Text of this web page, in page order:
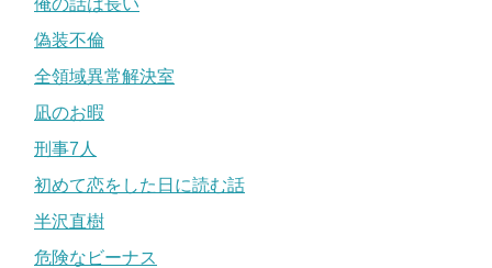
俺の話は長い
偽装不倫
全領域異常解決室
凪のお暇
刑事7人
初めて恋をした日に読む話
半沢直樹
危険なビーナス